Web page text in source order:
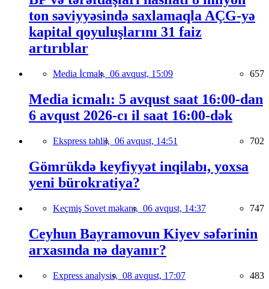
ton səviyyəsində saxlamaqla AÇG-yə
kapital qoyuluşlarını 31 faiz
artırıblar
Media İcmalı, 06 avqust, 15:09 657
Media icmalı: 5 avqust saat 16:00-dan
6 avqust 2026-cı il saat 16:00-dək
Ekspress təhlil, 06 avqust, 14:51 702
Gömrükdə keyfiyyət inqilabı, yoxsa
yeni bürokratiya?
Keçmiş Sovet məkanı, 06 avqust, 14:37 747
Ceyhun Bayramovun Kiyev səfərinin
arxasında nə dayanır?
Express analysis, 08 avqust, 17:07 483